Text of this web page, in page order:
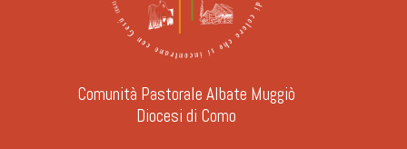
Comunità Pastorale Albate Muggiò
Diocesi di Como